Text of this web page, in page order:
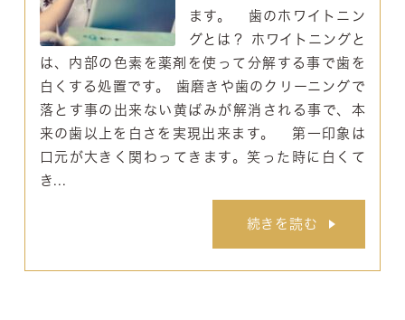
ます。 歯のホワイトニン
グとは？ ホワイトニングと
は、内部の色素を薬剤を使って分解する事で歯を
白くする処置です。 歯磨きや歯のクリーニングで
落とす事の出来ない黄ばみが解消される事で、本
来の歯以上を白さを実現出来ます。 第一印象は
口元が大きく関わってきます。笑った時に白くて
き...
続きを読む